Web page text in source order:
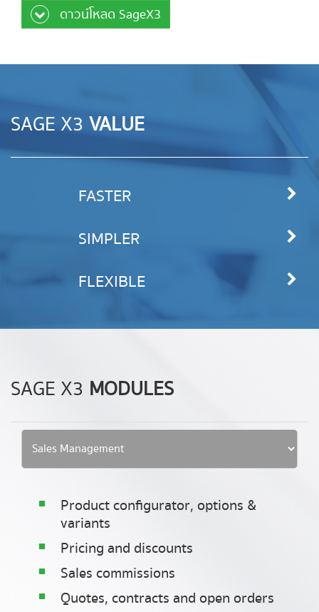
ดาวน์โหลด SageX3
SAGE X3 VALUE
FASTER
SIMPLER
FLEXIBLE
SAGE X3 MODULES
Product configurator, options &
variants
Pricing and discounts
Sales commissions
Quotes, contracts and open orders